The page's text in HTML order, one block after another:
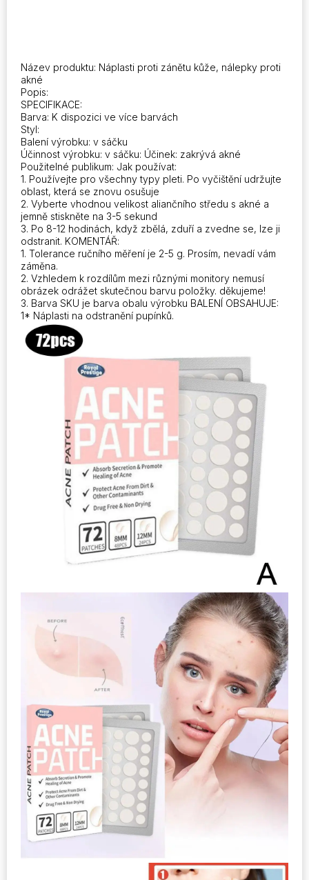
Název produktu: Náplasti proti zánětu kůže, nálepky proti
akné
Popis:
SPECIFIKACE:
Barva: K dispozici ve více barvách
Styl:
Balení výrobku: v sáčku
Účinnost výrobku: v sáčku: Účinek: zakrývá akné
Použitelné publikum: Jak používat:
1. Používejte pro všechny typy pleti. Po vyčištění udržujte
oblast, která se znovu osušuje
2. Vyberte vhodnou velikost aliančního středu s akné a
jemně stiskněte na 3-5 sekund
3. Po 8-12 hodinách, když zbělá, zduří a zvedne se, lze ji
odstranit. KOMENTÁŘ:
1. Tolerance ručního měření je 2-5 g. Prosím, nevadí vám
záměna.
2. Vzhledem k rozdílům mezi různými monitory nemusí
obrázek odrážet skutečnou barvu položky. děkujeme!
3. Barva SKU je barva obalu výrobku BALENÍ OBSAHUJE:
1* Náplasti na odstranění pupínků.